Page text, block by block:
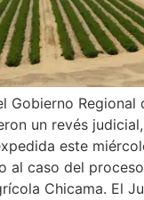
Gobierno
un revés
este
al caso del
Chicama. El